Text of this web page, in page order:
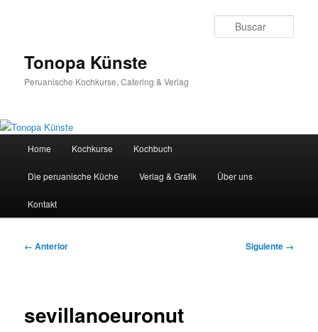
Tonopa Künste
Peruanische Kochkurse, Catering & Verlag
principal
Home Kochkurse Kochbuch
Die peruanische Küche Verlag & Grafik Über uns
Kontakt
Navegador
← Anterior Siguiente →
sevillanoeuronut